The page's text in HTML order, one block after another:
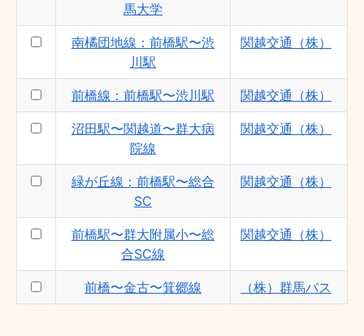
馬大学
南橘団地線：前橋駅〜渋
川駅
関越交通（株）
前橋線：前橋駅〜渋川駅 関越交通（株）
沼田駅〜関越道〜群大病
院線
関越交通（株）
緑が丘線：前橋駅〜総合
SC
関越交通（株）
前橋駅〜群大附属小〜総
合SC線
関越交通（株）
前橋〜金古〜箕郷線 （株）群馬バス